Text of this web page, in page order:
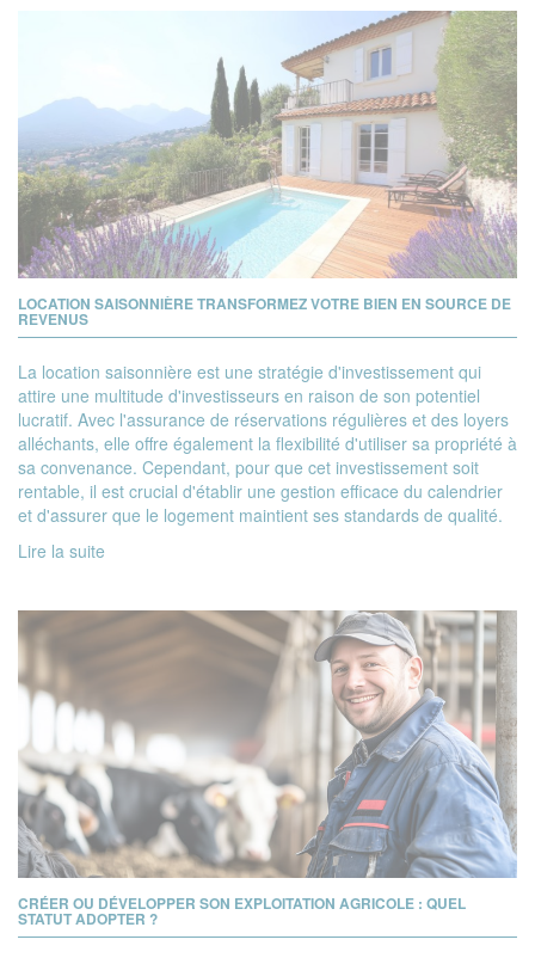
LOCATION SAISONNIÈRE TRANSFORMEZ VOTRE BIEN EN SOURCE DE
REVENUS
La location saisonnière est une stratégie d'investissement qui
attire une multitude d'investisseurs en raison de son potentiel
lucratif. Avec l'assurance de réservations régulières et des loyers
alléchants, elle offre également la flexibilité d'utiliser sa propriété à
sa convenance. Cependant, pour que cet investissement soit
rentable, il est crucial d'établir une gestion efficace du calendrier
et d'assurer que le logement maintient ses standards de qualité.
Lire la suite
CRÉER OU DÉVELOPPER SON EXPLOITATION AGRICOLE : QUEL
STATUT ADOPTER ?